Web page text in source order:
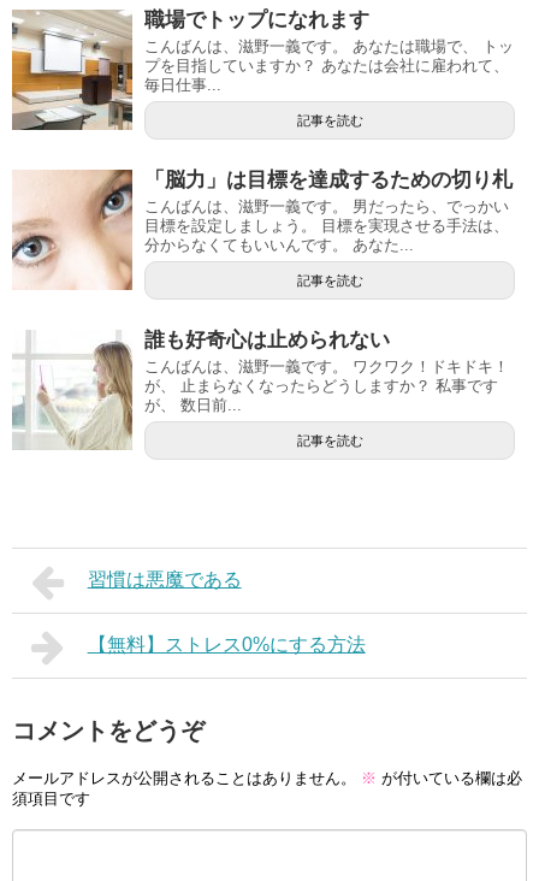
職場でトップになれます
こんばんは、滋野一義です。 あなたは職場で、 トッ
プを目指していますか？ あなたは会社に雇われて、
毎日仕事...
記事を読む
「脳力」は目標を達成するための切り札
こんばんは、滋野一義です。 男だったら、でっかい
目標を設定しましょう。 目標を実現させる手法は、
分からなくてもいいんです。 あなた...
記事を読む
誰も好奇心は止められない
こんばんは、滋野一義です。 ワクワク！ドキドキ！
が、 止まらなくなったらどうしますか？ 私事です
が、 数日前...
記事を読む
習慣は悪魔である
【無料】ストレス0%にする方法
コメントをどうぞ
メールアドレスが公開されることはありません。 ※ が付いている欄は必
須項目です